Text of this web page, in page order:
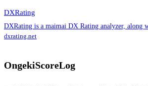
DXRating
DXRating is a maimai DX Rating analyzer, along
dxrating.net
OngekiScoreLog